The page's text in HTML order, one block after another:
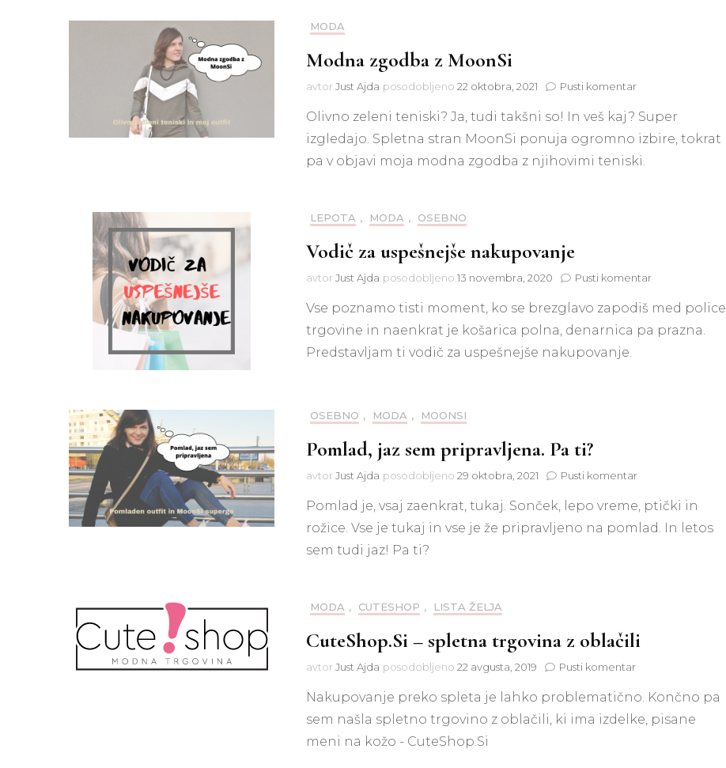
MODA
Modna zgodba z MoonSi
avtor Just Ajda posodobljeno 22 oktobra, 2021 Pusti komentarna
zgodba
z
Olivno zeleni teniski? Ja, tudi takšni so! In veš kaj? Super
izgledajo. Spletna stran MoonSi ponuja ogromno izbire, tokrat
pa v objavi moja modna zgodba z njihovimi teniski.
LEPOTA , MODA , OSEBNO
Vodič za uspešnejše nakupovanje
avtor Just Ajda posodobljeno 13 novembra, 2020 Pusti komentarna
za
nakupovanje
Vse poznamo tisti moment, ko se brezglavo zapodiš med police
trgovine in naenkrat je košarica polna, denarnica pa prazna.
Predstavljam ti vodič za uspešnejše nakupovanje.
OSEBNO , MODA , MOONSI
Pomlad, jaz sem pripravljena. Pa ti?
avtor Just Ajda posodobljeno 29 oktobra, 2021 Pusti komentarna
jaz
sem
Pomlad je, vsaj zaenkrat, tukaj. Sonček, lepo vreme, ptički in
rožice. Vse je tukaj in vse je že pripravljeno na pomlad. In letos
sem tudi jaz! Pa ti?
MODA , CUTESHOP , LISTA ŽELJA
CuteShop.Si – spletna trgovina z oblačili
avtor Just Ajda posodobljeno 22 avgusta, 2019 Pusti komentarna
–
spletna
trgovina
Nakupovanje preko spleta je lahko problematično. Končno pa
sem našla spletno trgovino z oblačili, ki ima izdelke, pisane
meni na kožo - CuteShop.Si